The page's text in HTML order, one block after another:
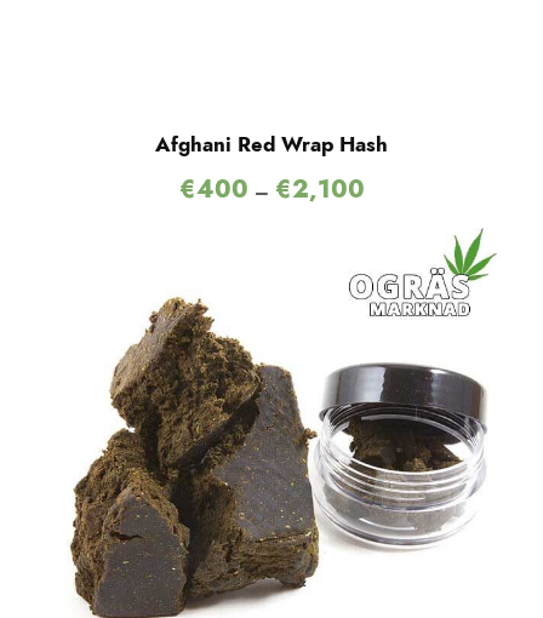
Afghani Red Wrap Hash
€400 – €2,100